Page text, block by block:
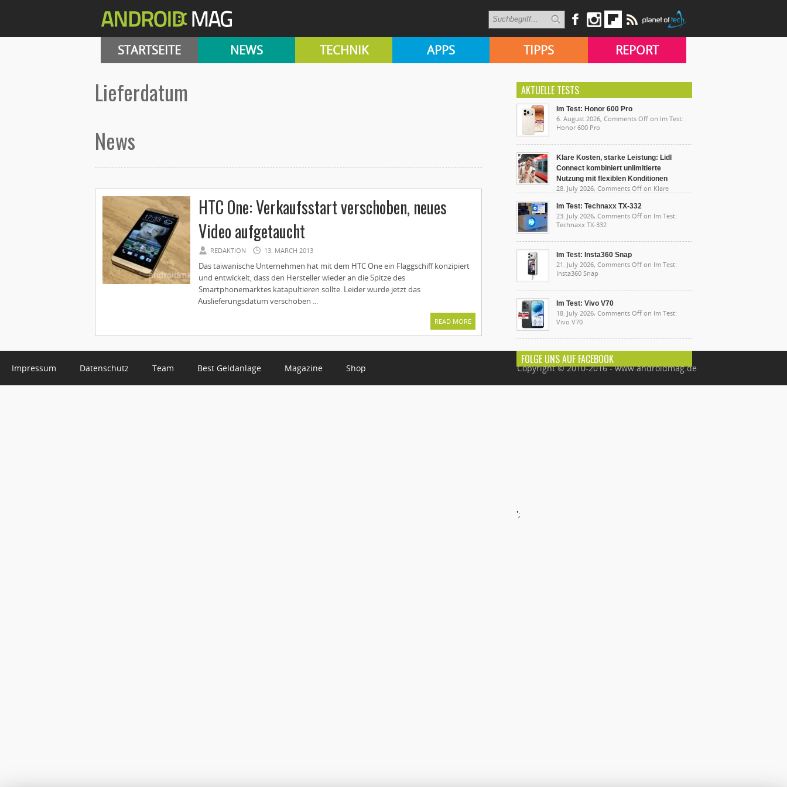
STARTSEITE NEWS TECHNIK APPS TIPPS REPORT
lieferdatum
News
HTC One: Verkaufsstart verschoben, neues
Video aufgetaucht
REDAKTION 13. MARCH 2013
Das taiwanische Unternehmen hat mit dem HTC One ein Flaggschiff konzipiert
und entwickelt, dass den Hersteller wieder an die Spitze des
Smartphonemarktes katapultieren sollte. Leider wurde jetzt das
Auslieferungsdatum verschoben ...
READ MORE
AKTUELLE TESTS
Im Test: Honor 600 Pro
6. August 2026, Comments Off on Im Test:
Honor 600 Pro
Klare Kosten, starke Leistung: Lidl
Connect kombiniert unlimitierte
Nutzung mit flexiblen Konditionen
28. July 2026, Comments Off on Klare
unlimitierte Nutzung mit flexiblen Konditionen
Im Test: Technaxx TX-332
23. July 2026, Comments Off on Im Test:
Technaxx TX-332
Im Test: Insta360 Snap
21. July 2026, Comments Off on Im Test:
Insta360 Snap
Im Test: Vivo V70
18. July 2026, Comments Off on Im Test:
Vivo V70
FOLGE UNS AUF FACEBOOK
';
Impressum Datenschutz Team Best Geldanlage Magazine Shop Copyright © 2010-2016 - www.androidmag.de